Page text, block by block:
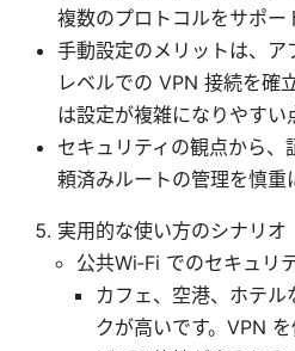
複数のプロトコルをサポー
手動設定のメリットは、ア
レベルでの VPN 接続を確
は設定が複雑になりやすい
セキュリティの観点から
頼済みルートの管理を慎重
実用的な使い方のシナリオ
公共Wi‑Fi でのセキュリ
カフェ、空港、ホテル
クが高いです。VPN